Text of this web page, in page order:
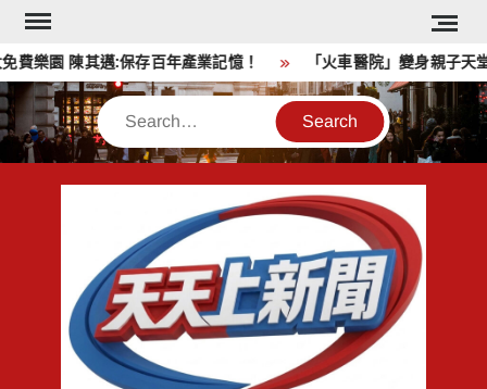
Skip
content
樂園 陳其邁:保存百年產業記憶！ 「火車醫院」變身親子天堂
Search